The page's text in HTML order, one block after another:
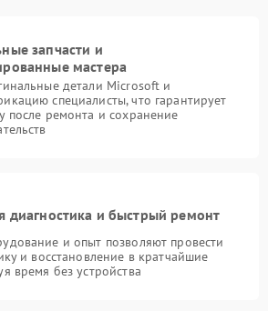
запчасти и
мастера
детали Microsoft и
специалисты, что гарантирует
после ремонта и сохранение
диагностика и быстрый ремонт
и опыт позволяют провести
и восстановление в кратчайшие
время без устройства